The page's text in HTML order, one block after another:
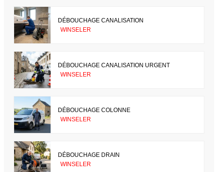
DÉBOUCHAGE CANALISATION
WINSELER
DÉBOUCHAGE CANALISATION URGENT
WINSELER
DÉBOUCHAGE COLONNE
WINSELER
DÉBOUCHAGE DRAIN
WINSELER